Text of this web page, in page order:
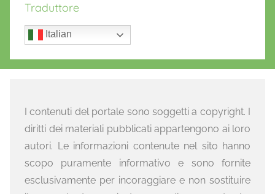
Traduttore
Italian
I contenuti del portale sono soggetti a copyright. I
diritti dei materiali pubblicati appartengono ai loro
autori. Le informazioni contenute nel sito hanno
scopo puramente informativo e sono fornite
esclusivamente per incoraggiare e non sostituire